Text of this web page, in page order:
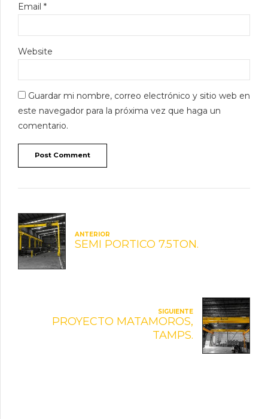
Email *
Website
Guardar mi nombre, correo electrónico y sitio web en
este navegador para la próxima vez que haga un
comentario.
Post Comment
ANTERIOR
SEMI PORTICO 7.5TON.
SIGUIENTE
PROYECTO MATAMOROS,
TAMPS.